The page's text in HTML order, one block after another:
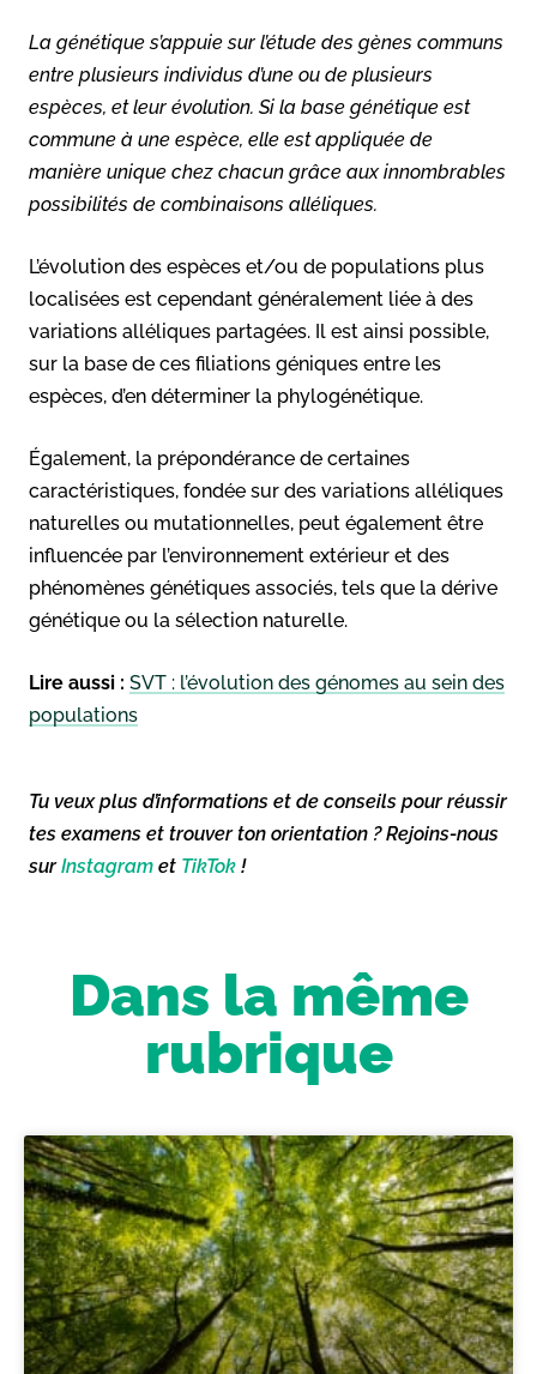
La génétique s’appuie sur l’étude des gènes communs
entre plusieurs individus d’une ou de plusieurs
espèces, et leur évolution. Si la base génétique est
commune à une espèce, elle est appliquée de
manière unique chez chacun grâce aux innombrables
possibilités de combinaisons alléliques.
L’évolution des espèces et/ou de populations plus
localisées est cependant généralement liée à des
variations alléliques partagées. Il est ainsi possible,
sur la base de ces filiations géniques entre les
espèces, d’en déterminer la phylogénétique.
Également, la prépondérance de certaines
caractéristiques, fondée sur des variations alléliques
naturelles ou mutationnelles, peut également être
influencée par l’environnement extérieur et des
phénomènes génétiques associés, tels que la dérive
génétique ou la sélection naturelle.
Lire aussi : SVT : l’évolution des génomes au sein des
populations
Tu veux plus d’informations et de conseils pour réussir
tes examens et trouver ton orientation ? Rejoins-nous
surInstagram et TikTok !
Dans la même
rubrique